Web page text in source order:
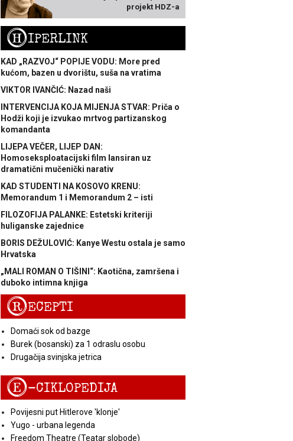
projekt HDZ-a
HIPERLINK
KAD „RAZVOJ“ POPIJE VODU: More pred
kućom, bazen u dvorištu, suša na vratima
VIKTOR IVANČIĆ: Nazad naši
INTERVENCIJA KOJA MIJENJA STVAR: Priča o
Hodži koji je izvukao mrtvog partizanskog
komandanta
LIJEPA VEČER, LIJEP DAN:
Homoseksploatacijski film lansiran uz
dramatični mučenički narativ
KAD STUDENTI NA KOSOVO KRENU:
Memorandum 1 i Memorandum 2 – isti
FILOZOFIJA PALANKE: Estetski kriteriji
huliganske zajednice
BORIS DEŽULOVIĆ: Kanye Westu ostala je samo
Hrvatska
„MALI ROMAN O TIŠINI“: Kaotična, zamršena i
duboko intimna knjiga
RECEPTI
Domaći sok od bazge
Burek (bosanski) za 1 odraslu osobu
Drugačija svinjska jetrica
E-CIKLOPEDIJA
Povijesni put Hitlerove 'klonje'
Yugo - urbana legenda
Freedom Theatre (Teatar slobode)